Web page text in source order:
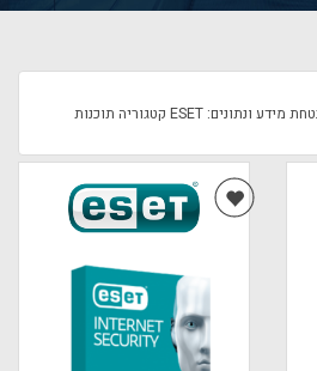
ESET בקטגוריית תוכנות אבטחת מידע ונתונים: ESET קטגוריה תוכנות